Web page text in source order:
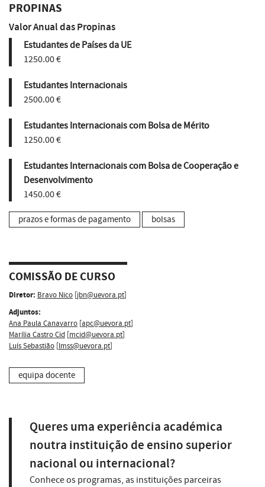
PROPINAS
Valor Anual das Propinas
Estudantes de Países da UE
1250.00 €
Estudantes Internacionais
2500.00 €
Estudantes Internacionais com Bolsa de Mérito
1250.00 €
Estudantes Internacionais com Bolsa de Cooperação e
Desenvolvimento
1450.00 €
prazos e formas de pagamento bolsas
COMISSÃO DE CURSO
Diretor: Bravo Nico [jbn@uevora.pt]
Adjuntos:
Ana Paula Canavarro [apc@uevora.pt]
Marília Castro Cid [mcid@uevora.pt]
Luís Sebastião [lmss@uevora.pt]
equipa docente
Queres uma experiência académica
noutra instituição de ensino superior
nacional ou internacional?
Conhece os programas, as instituições parceiras